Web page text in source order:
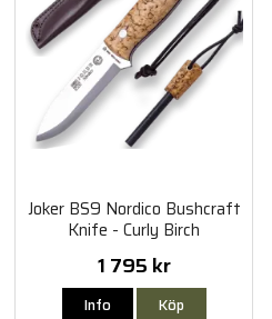
Joker BS9 Nordico Bushcraft
Knife - Curly Birch
1 795 kr
Info Köp